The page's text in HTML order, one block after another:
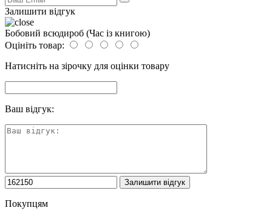
Залишити відгук
Бобовий всюдироб (Час із книгою)
Оцініть товар:
Натисніть на зірочку для оцінки товару
Ваш відгук:
Покупцям